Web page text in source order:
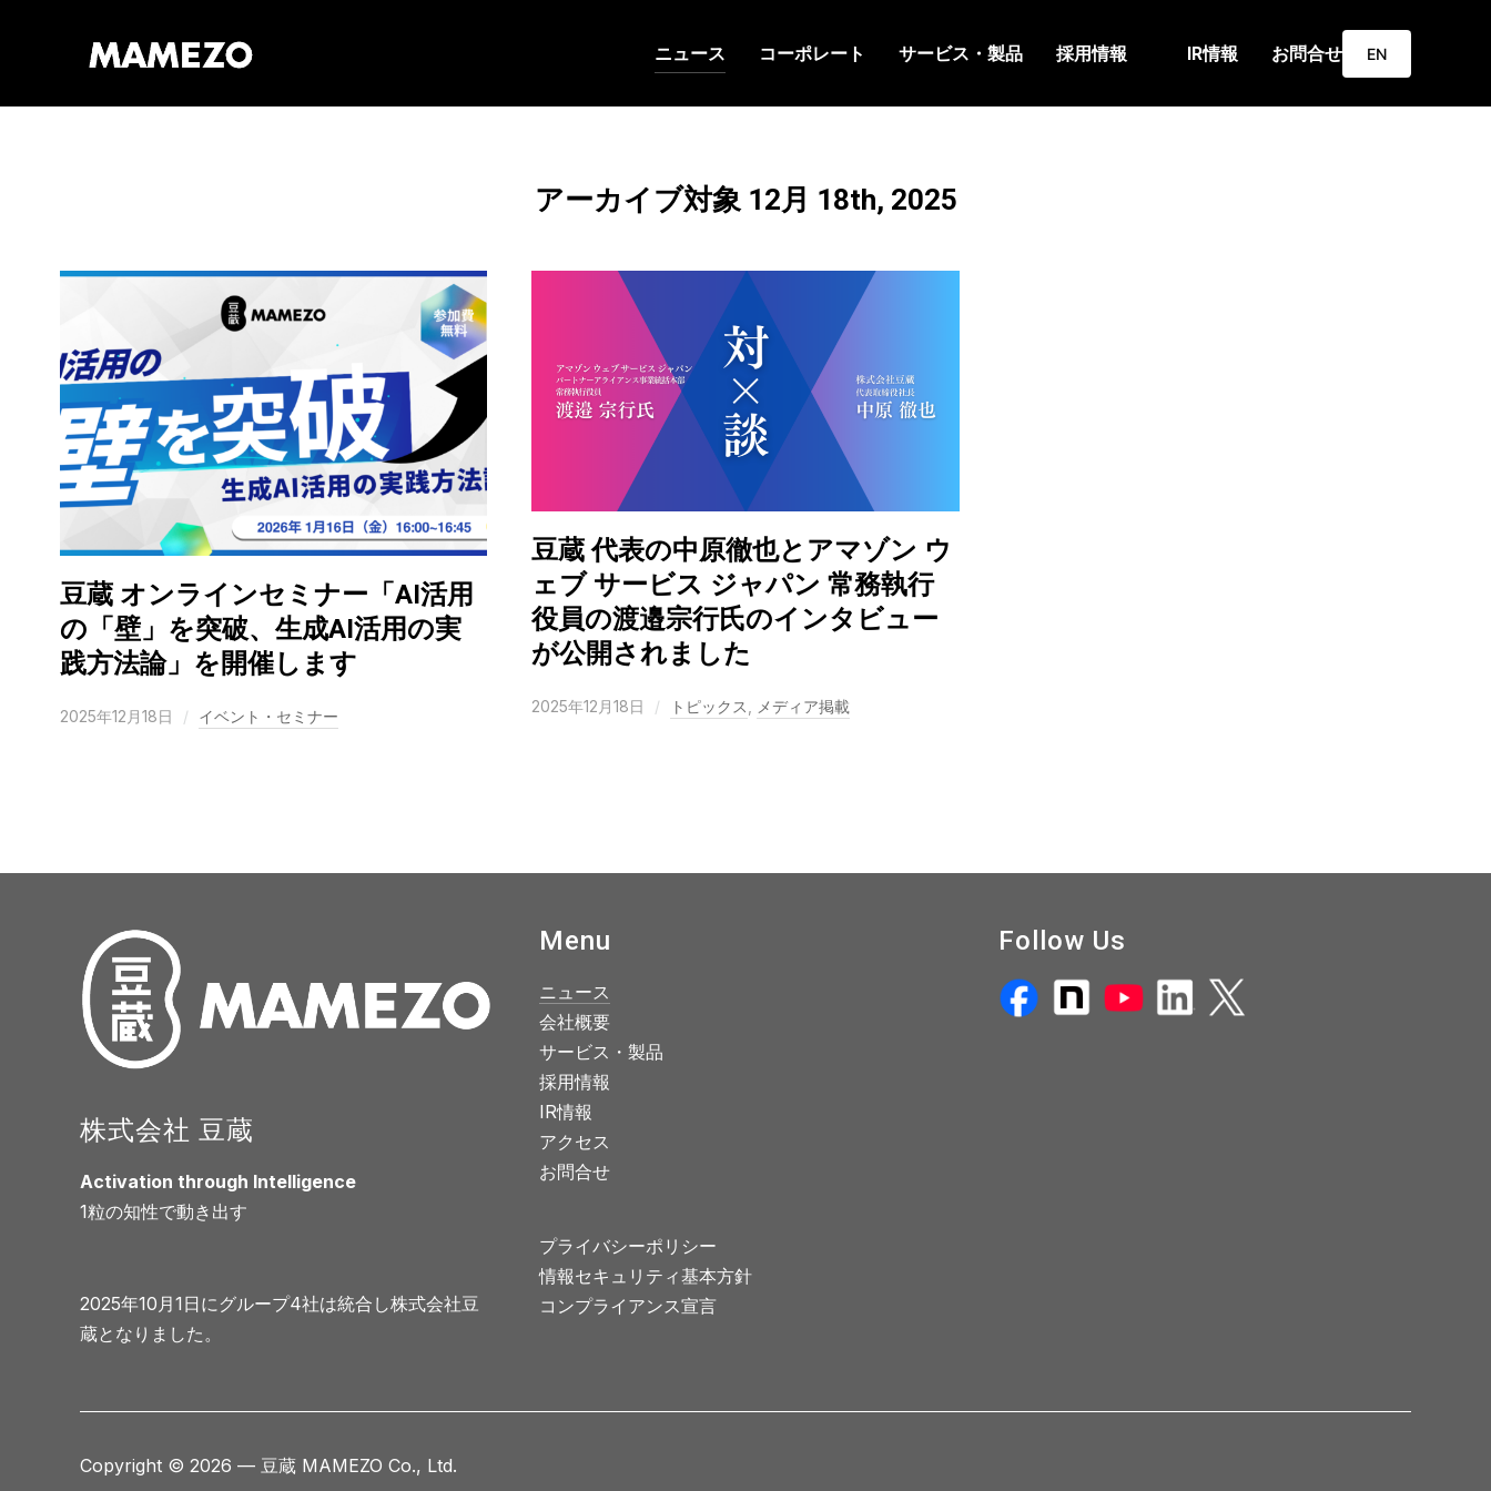
ニュース コーポレート サービス・製品 採用情報 IR情報 お問合せ EN
アーカイブ対象 12月 18th, 2025
豆蔵 オンラインセミナー「AI活用
の「壁」を突破、生成AI活用の実
践方法論」を開催します
2025年12月18日 イベント・セミナー
豆蔵 代表の中原徹也とアマゾン ウ
ェブ サービス ジャパン 常務執行
役員の渡邉宗行氏のインタビュー
が公開されました
2025年12月18日 トピックス メディア掲載
株式会社 豆蔵
Activation through Intelligence
1粒の知性で動き出す
2025年10月1日にグループ4社は統合し株式会社豆
蔵となりました。
Menu
ニュース
会社概要
サービス・製品
採用情報
IR情報
アクセス
お問合せ
プライバシーポリシー
情報セキュリティ基本方針
コンプライアンス宣言
Follow Us
Copyright © 2026 — 豆蔵 MAMEZO Co., Ltd.